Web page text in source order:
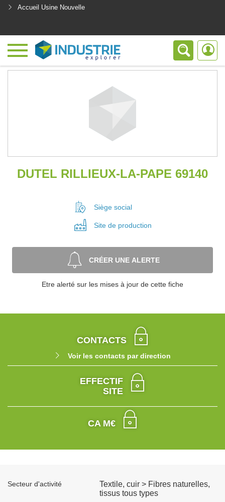
Accueil Usine Nouvelle
DUTEL RILLIEUX-LA-PAPE 69140
Siège social
Site de production
CRÉER UNE ALERTE
Etre alerté sur les mises à jour de cette fiche
CONTACTS
Voir les contacts par direction
EFFECTIF
SITE
CA M€
Secteur d'activité
Textile, cuir > Fibres naturelles,
tissus tous types